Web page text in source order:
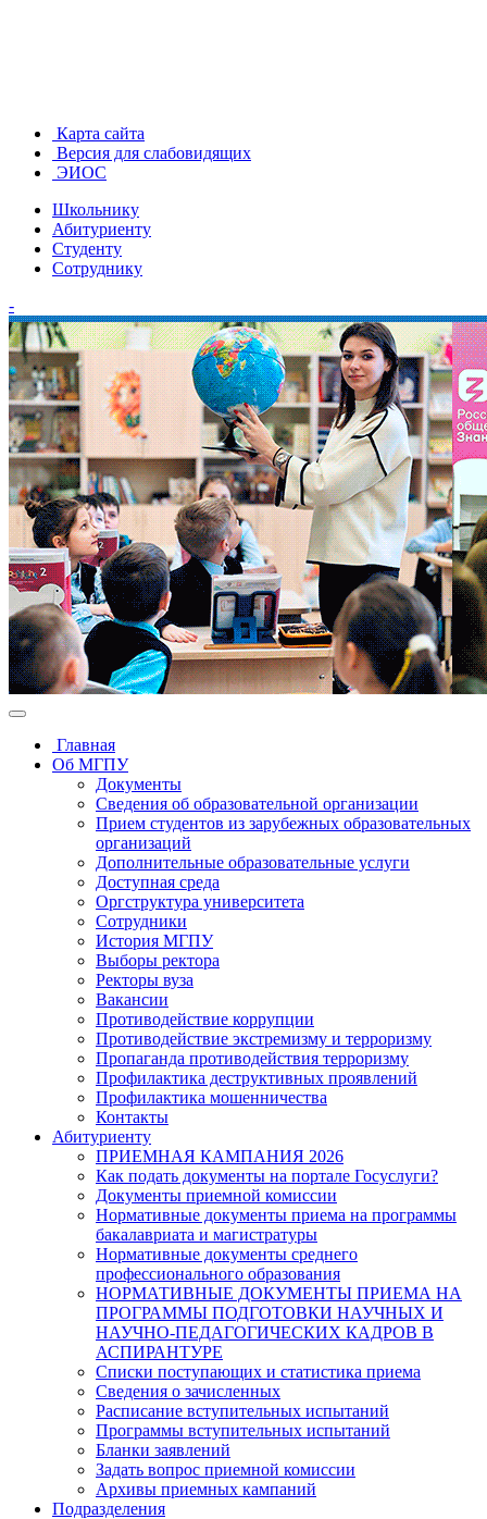
Карта сайта
Версия для слабовидящих
ЭИОС
Школьнику
Абитуриенту
Студенту
Сотруднику
-
Главная
Об МГПУ
Документы
Сведения об образовательной организации
Прием студентов из зарубежных образовательных
организаций
Дополнительные образовательные услуги
Доступная среда
Оргструктура университета
Сотрудники
История МГПУ
Выборы ректора
Ректоры вуза
Вакансии
Противодействие коррупции
Противодействие экстремизму и терроризму
Пропаганда противодействия терроризму
Профилактика деструктивных проявлений
Профилактика мошенничества
Контакты
Абитуриенту
ПРИЕМНАЯ КАМПАНИЯ 2026
Как подать документы на портале Госуслуги?
Документы приемной комиссии
Нормативные документы приема на программы
бакалавриата и магистратуры
Нормативные документы среднего
профессионального образования
НОРМАТИВНЫЕ ДОКУМЕНТЫ ПРИЕМА НА
ПРОГРАММЫ ПОДГОТОВКИ НАУЧНЫХ И
НАУЧНО-ПЕДАГОГИЧЕСКИХ КАДРОВ В
АСПИРАНТУРЕ
Списки поступающих и статистика приема
Сведения о зачисленных
Расписание вступительных испытаний
Программы вступительных испытаний
Бланки заявлений
Задать вопрос приемной комиссии
Архивы приемных кампаний
Подразделения